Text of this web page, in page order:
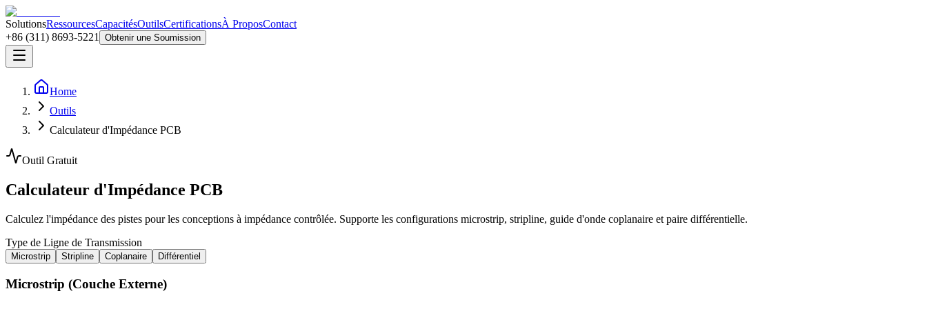
SolutionsRessourcesCapacitésOutilsCertificationsÀ ProposContact
+86 (311) 8693-5221
Obtenir une Soumission
Home
Outils
Calculateur d'Impédance PCB
Outil Gratuit
Calculateur d'Impédance PCB
Calculez l'impédance des pistes pour les conceptions à impédance contrôlée. Supporte les configurations microstrip, stripline, guide d'onde coplanaire et paire différentielle.
Type de Ligne de Transmission
Microstrip Stripline Coplanaire Différentiel
Microstrip (Couche Externe)